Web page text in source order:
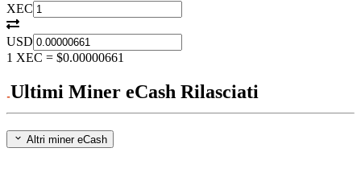
XEC
USD
1 XEC = $0.00000661
Ultimi Miner eCash Rilasciati
Altri miner eCash